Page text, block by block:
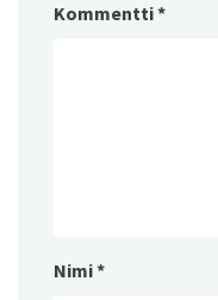
Kommentti*
Nimi*